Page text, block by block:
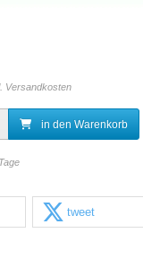
Versandkosten
in den Warenkorb
tweet